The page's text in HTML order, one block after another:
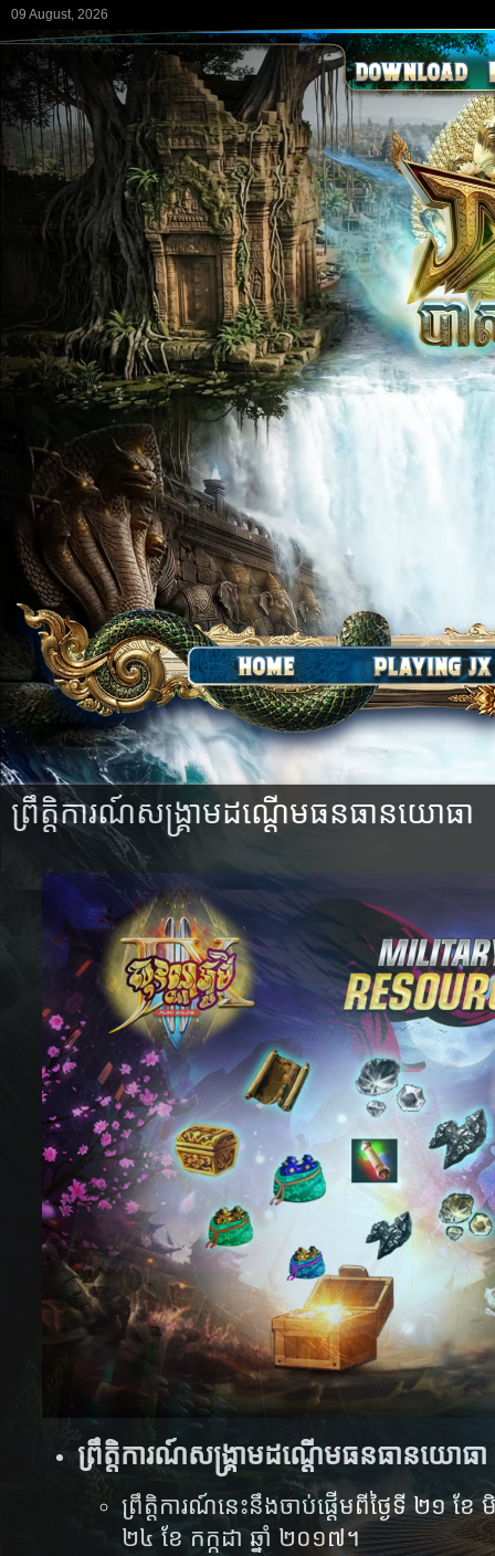
09 August, 2026
ព្រឹត្តិការណ៍សង្រ្គាមដណ្ដើមធនធានយោធា
ព្រឹត្តិការណ៍សង្រ្គាមដណ្តេីមធនធានយោធា
ព្រឹត្តិការណ៍នេះនឹងចាប់ផ្ដើមពីថ្ងៃទី ២១ ខ
២៤ ខែ កក្កដា ឆ្នាំ ២០១៧។